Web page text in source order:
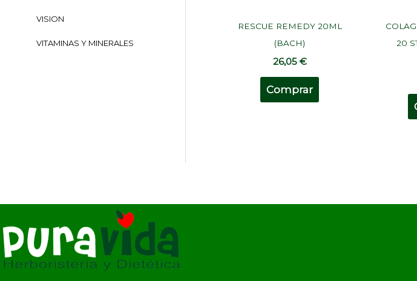
VISION
VITAMINAS Y MINERALES
RESCUE REMEDY 20ML
(BACH)
26,05 €
Comprar
20